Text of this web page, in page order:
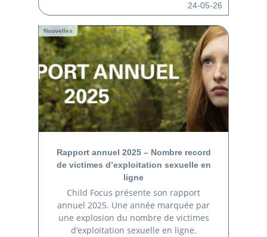
24-05-26
Nouvelles
Rapport annuel 2025 – Nombre record
de victimes d’exploitation sexuelle en
ligne
Child Focus présente son rapport
annuel 2025. Une année marquée par
une explosion du nombre de victimes
d’exploitation sexuelle en ligne.